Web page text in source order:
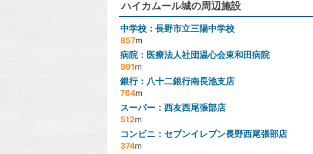
ハイカムール城の周辺施設
中学校：長野市立三陽中学校
857m
病院：医療法人社団温心会東和田病院
991m
銀行：八十二銀行南長池支店
764m
スーパー：西友西尾張部店
512m
コンビニ：セブンイレブン長野西尾張部店
374m